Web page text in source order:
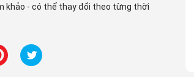
khảo - có thể thay đổi theo từng thời